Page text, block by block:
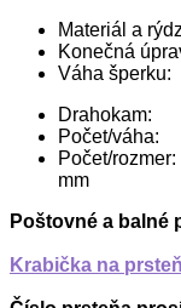
Materiál a
Konečná
Váha
Počet/
Počet/
mm
Poštovné a balné
Krabička na